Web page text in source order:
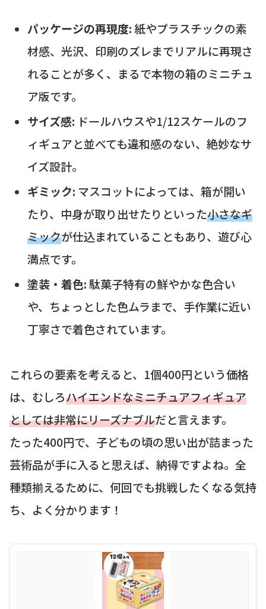
パッケージの再現度:紙やプラスチックの素
材感、光沢、印刷のズレまでリアルに再現さ
れることが多く、まるで本物の箱のミニチュ
ア版です。
サイズ感: ドールハウスや1/12スケールのフ
ィギュアと並べても違和感のない、絶妙なサ
イズ設計。
ギミック: マスコットによっては、箱が開い
たり、中身が取り出せたりといった小さなギ
ミックが仕込まれていることもあり、遊び心
満点です。
塗装・着色:駄菓子特有の鮮やかな色合い
や、ちょっとした色ムラまで、手作業に近い
丁寧さで着色されています。
これらの要素を考えると、1個400円という価格
は、むしろハイエンドなミニチュアフィギュア
としては非常にリーズナブルだと言えます。
たった400円で、子どもの頃の思い出が詰まった
芸術品が手に入ると思えば、納得ですよね。全
種類揃えるために、何回でも挑戦したくなる気持
ち、よく分かります！